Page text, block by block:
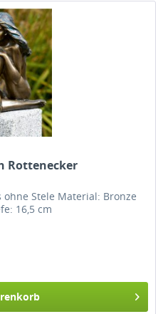
Rottenecker
Stele Material: Bronze
16,5 cm